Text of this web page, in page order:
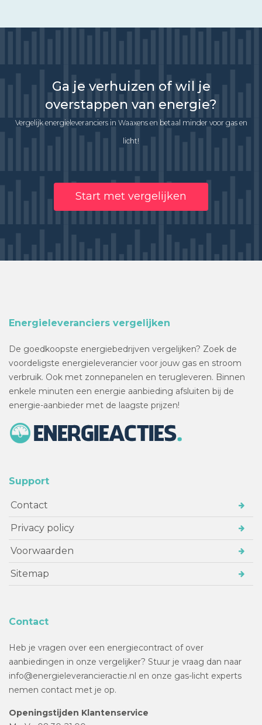
Ga je verhuizen of wil je
overstappen van energie?
Vergelijk energieleveranciers in Waaxens en betaal minder voor gas en
licht!
Start met vergelijken
Energieleveranciers vergelijken
De goedkoopste energiebedrijven vergelijken? Zoek de
voordeligste energieleverancier voor jouw gas en stroom
verbruik. Ook met zonnepanelen en terugleveren. Binnen
enkele minuten een energie aanbieding afsluiten bij de
energie-aanbieder met de laagste prijzen!
Support
Contact
Privacy policy
Voorwaarden
Sitemap
Contact
Heb je vragen over een energiecontract of over
aanbiedingen in onze vergelijker? Stuur je vraag dan naar
info@energieleverancieractie.nl en onze gas-licht experts
nemen contact met je op.
Openingstijden Klantenservice